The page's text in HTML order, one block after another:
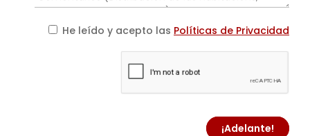
He leído y acepto las Políticas de Privacidad
¡Adelante!